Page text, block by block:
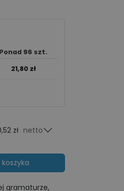
Ponad 96 szt.
21,80zł
zł netto
gramaturze,